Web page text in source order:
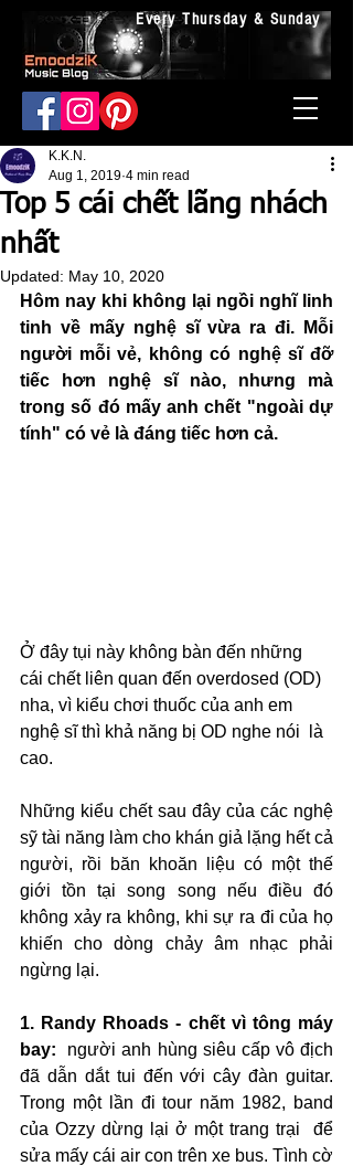
Every Thursday & Sunday
Top 5 cái chết lãng nhách
nhất
K.K.N.
Aug 1, 2019 4 min read
Updated: May 10, 2020
Hôm nay khi không lại ngồi nghĩ linh
tinh về mấy nghệ sĩ vừa ra đi. Mỗi
người mỗi vẻ, không có nghệ sĩ đỡ
tiếc hơn nghệ sĩ nào, nhưng mà
trong số đó mấy anh chết "ngoài dự
tính" có vẻ là đáng tiếc hơn cả.
Ở đây tụi này không bàn đến những
cái chết liên quan đến overdosed (OD)
nha, vì kiểu chơi thuốc của anh em
nghệ sĩ thì khả năng bị OD nghe nói  là
cao.
Những kiểu chết sau đây của các nghệ
sỹ tài năng làm cho khán giả lặng hết cả
người, rồi băn khoăn liệu có một thế
giới tồn tại song song nếu điều đó
không xảy ra không, khi sự ra đi của họ
khiến cho dòng chảy âm nhạc phải
ngừng lại.
1. Randy Rhoads - chết vì tông máy
bay:
  người anh hùng siêu cấp vô địch
đã dẫn dắt tui đến với cây đàn guitar.
Trong một lần đi tour năm 1982, band
của Ozzy dừng lại ở một trang trại  để
sửa mấy cái air con trên xe bus. Tình cờ